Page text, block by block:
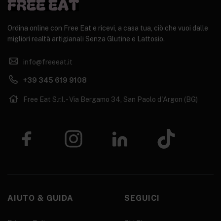
Ordina online con Free Eat e ricevi, a casa tua, ciò che vuoi dalle
migliori realtà artigianali Senza Glutine e Lattosio.
info@freeeat.it
+39 345 619 9108
Free Eat S.r.l. - Via Bergamo 34, San Paolo d'Argon (BG)
AIUTO & GUIDA SEGUICI